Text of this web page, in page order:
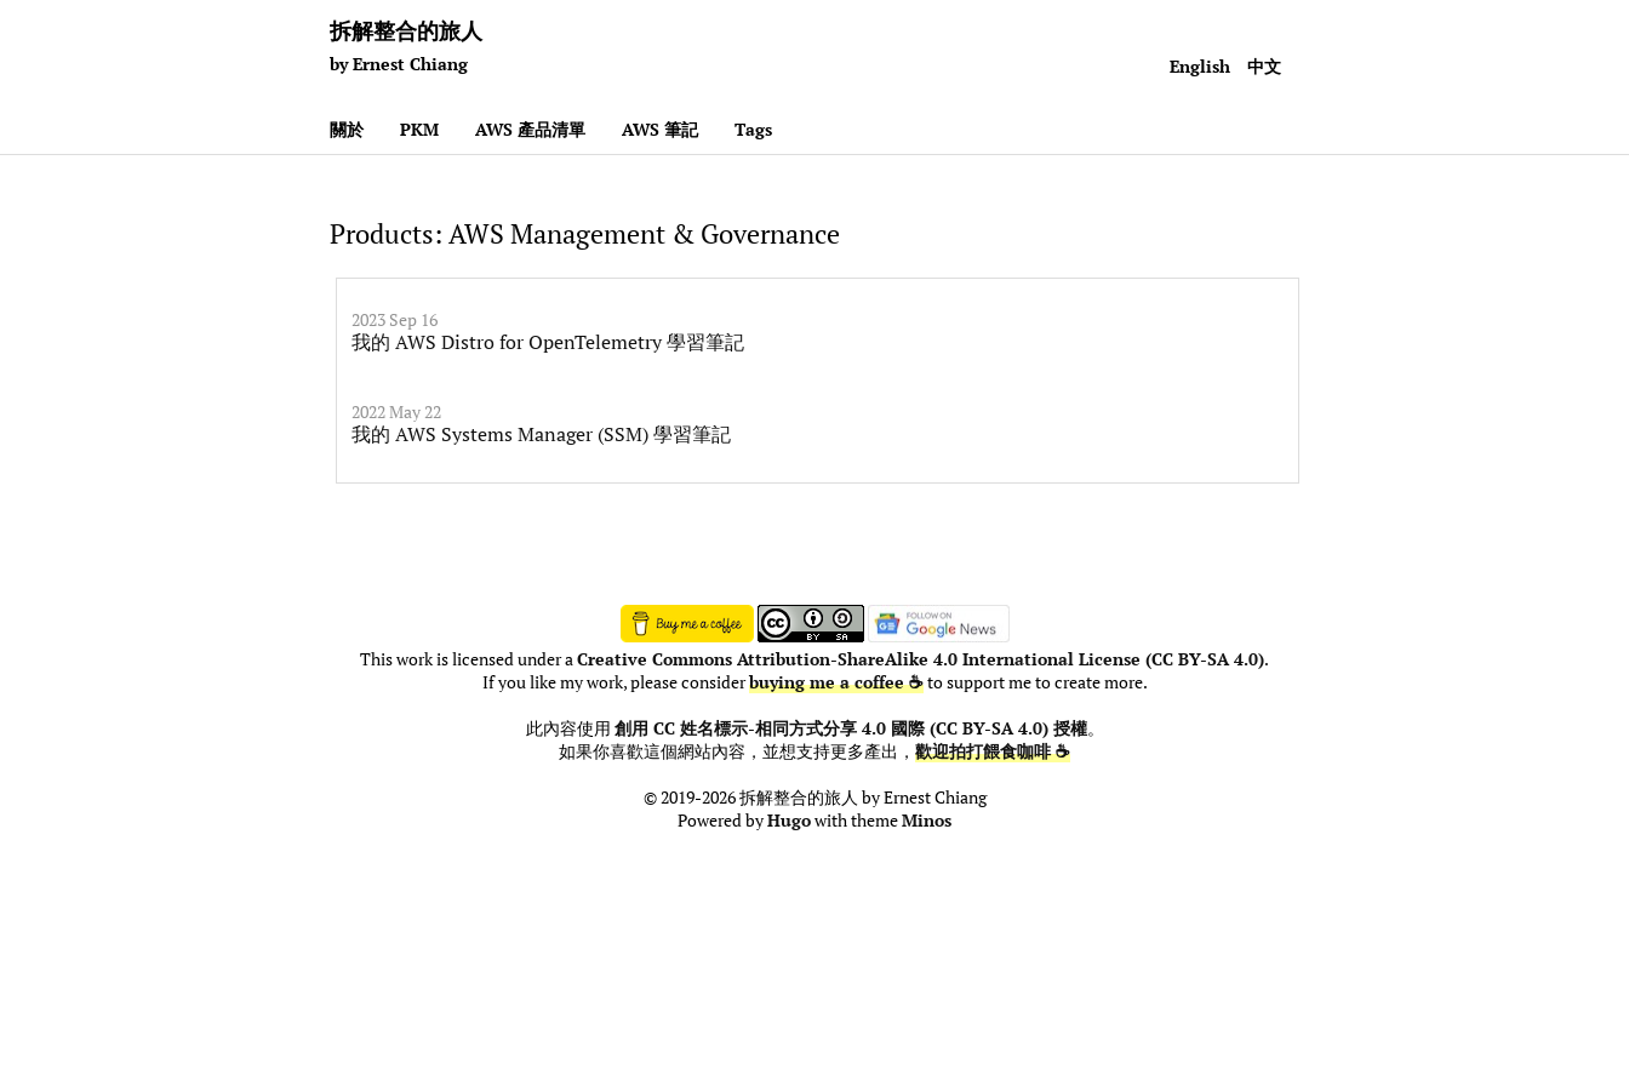
English 中文
拆解整合的旅人
by Ernest Chiang
關於 PKM AWS 產品清單 AWS 筆記 Tags
Products: AWS Management & Governance
2023 Sep 16
我的 AWS Distro for OpenTelemetry 學習筆記
2022 May 22
我的 AWS Systems Manager (SSM) 學習筆記
This work is licensed under aCreative Commons Attribution-ShareAlike 4.0 International License (CC BY-SA 4.0).
If you like my work, please considerbuying me a coffee ☕to support me to create more.
此內容使用 創用 CC 姓名標示-相同方式分享 4.0 國際 (CC BY-SA 4.0) 授權。
如果你喜歡這個網站內容，並想支持更多產出， 歡迎拍打餵食咖啡 ☕
© 2019-2026 拆解整合的旅人 by Ernest Chiang
Powered byHugowith themeMinos